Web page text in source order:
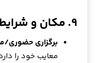
۹. مکان و شرایط برگزاری
برگزاری حضوری/
معایب خود را